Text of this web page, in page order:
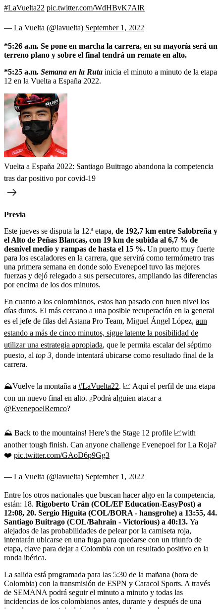
#LaVuelta22 pic.twitter.com/WdHBvK7AlR
— La Vuelta (@lavuelta) September 1, 2022
*5:26 a.m. Se pone en marcha la carrera, en su mayoría será un
terreno plano y sobre el final tendrá un remate en alto.
*5:25 a.m. Semana en la Ruta inicia el minuto a minuto de la etapa
12 en la Vuelta a España 2022.
Vuelta a España 2022: Santiago Buitrago abandona la competencia
tras dar positivo por covid-19
Previa
Este jueves se disputa la 12.ª etapa, de 192,7 km entre Salobreña y
el Alto de Peñas Blancas, con 19 km de subida al 6,7 % de
desnivel medio y rampas de hasta el 15 %. Un puerto muy fuerte
para los escaladores en la carrera, que servirá como termómetro tras
una primera semana en donde solo Evenepoel tuvo las mejores
fuerzas y dejó relegado a sus persecutores, ampliando las diferencias
por encima de los dos minutos.
En cuanto a los colombianos, estos han pasado con buen nivel los
días duros. El más cercano a una posible recuperación en la general
es el jefe de filas del Astana Pro Team, Miguel Ángel López, aun
estando a más de cinco minutos, sigue latente la posibilidad de
utilizar una estrategia apropiada, que le permita escalar del séptimo
puesto, al top 3, donde intentará ubicarse como resultado final de la
carrera.
⛰️Vuelve la montaña a #LaVuelta22. 📈 Aquí el perfil de una etapa
con un nuevo final en alto. ¿Podrá alguien atacar a
@EvenepoelRemco?
⛰️ Back to the mountains! Here’s the Stage 12 profile 📈with
another tough finish. Can anyone challenge Evenepoel for La Roja?
❤️ pic.twitter.com/GAoD6p9Gg3
— La Vuelta (@lavuelta) September 1, 2022
Entre los otros nacionales que buscan hacer algo en la competencia,
están: 18. Rigoberto Urán (COL/EF Education-EasyPost) a
12:08, 20. Sergio Higuita (COL/BORA - hansgrohe) a 13:55, 44.
Santiago Buitrago (COL/Bahrain - Victorious) a 40:13. Ya
alejados de las probabilidades de pelear por la camiseta roja,
intentarán ubicarse en una fuga para quedarse con un triunfo de
etapa, clave para dejar a Colombia con un resultado positivo en la
ronda ibérica.
La salida está programada para las 5:30 de la mañana (hora de
Colombia) con la transmisión de ESPN y Caracol Sports. A través
de SEMANA podrá seguir el minuto a minuto y todas las
incidencias de los colombianos antes, durante y después de una